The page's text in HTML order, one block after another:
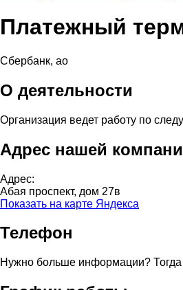
Платежный
Сбербанк, ао
О деятельности
Организация ведет работу по
Адрес нашей
Адрес:
Абая проспект, дом 27в
Показать на карте Яндекса
Телефон
Нужно больше информации? Тогда